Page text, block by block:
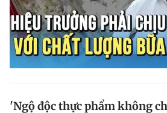
'Ngộ độc thực phẩm không